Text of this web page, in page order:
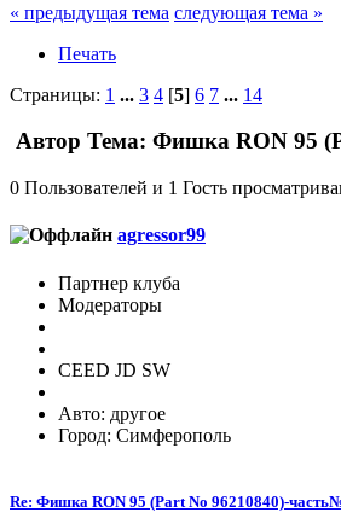
« предыдущая тема следующая тема »
Печать
Страницы: 1 ... 3 4 [5] 6 7 ... 14
Автор Тема: Фишка RON 95
0 Пользователей и 1 Гость
agressor99
Партнер клуба
Модераторы
CEED JD SW
Авто: другое
Город: Симферополь
Re: Фишка RON 95 (Part No 96210840)-